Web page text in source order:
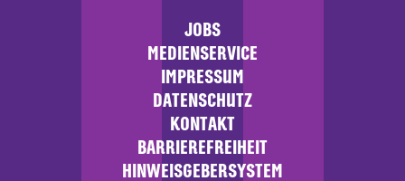
JOBS
MEDIENSERVICE
IMPRESSUM
DATENSCHUTZ
KONTAKT
BARRIEREFREIHEIT
HINWEISGEBERSYSTEM